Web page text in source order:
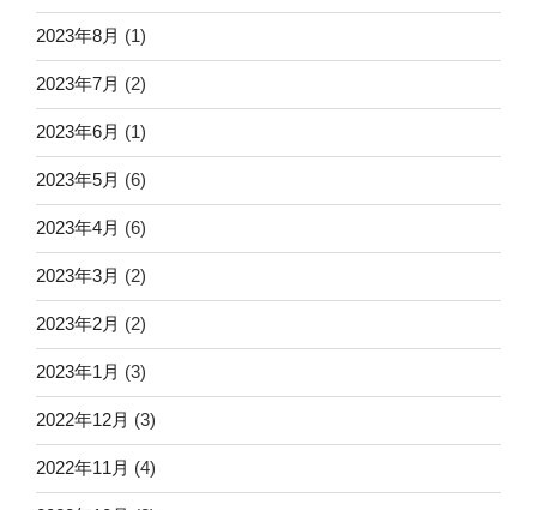
2023年8月 (1)
2023年7月 (2)
2023年6月 (1)
2023年5月 (6)
2023年4月 (6)
2023年3月 (2)
2023年2月 (2)
2023年1月 (3)
2022年12月 (3)
2022年11月 (4)